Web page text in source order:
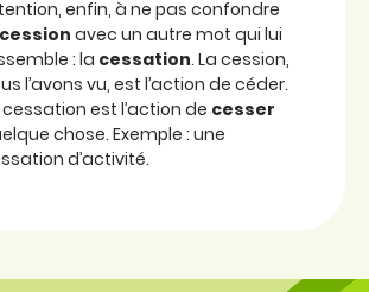
enfin, à ne pas confondre
cession avec un autre mot qui lui
: la cessation. La cession,
l’avons vu, est l’action de céder.
cessation est l’action de cesser
chose. Exemple : une
d’activité.